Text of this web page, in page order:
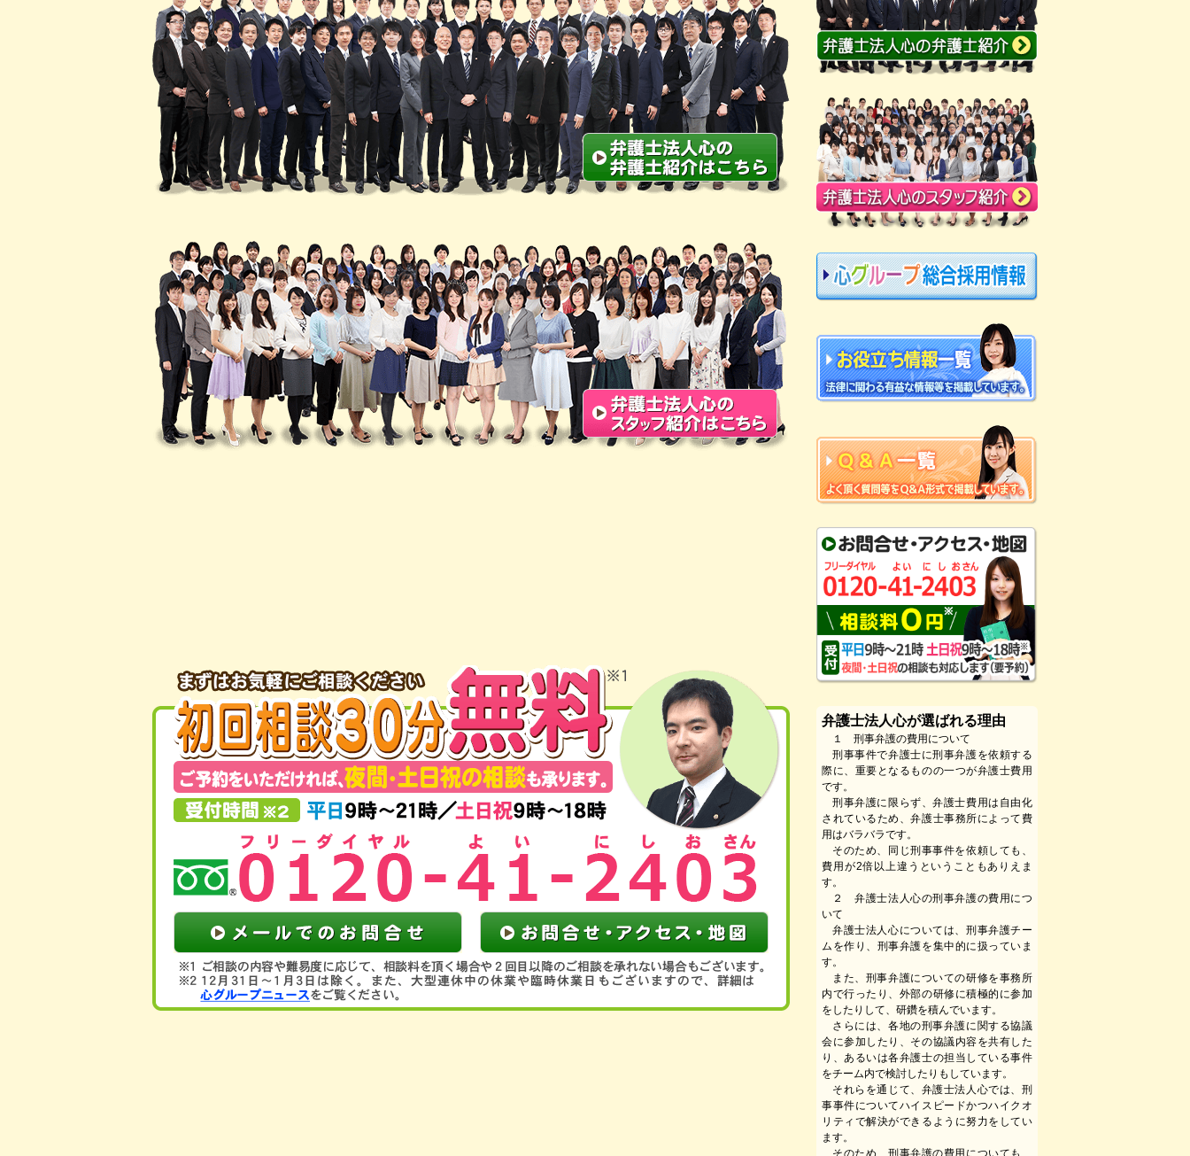
弁護士法人心が選ばれる理由
１ 刑事弁護の費用について
刑事事件で弁護士に刑事弁護を依頼する
際に、重要となるものの一つが弁護士費用
です。
刑事弁護に限らず、弁護士費用は自由化
されているため、弁護士事務所によって費
用はバラバラです。
そのため、同じ刑事事件を依頼しても、
費用が2倍以上違うということもありえま
す。
２ 弁護士法人心の刑事弁護の費用につ
いて
弁護士法人心については、刑事弁護チー
ムを作り、刑事弁護を集中的に扱っていま
す。
また、刑事弁護についての研修を事務所
内で行ったり、外部の研修に積極的に参加
をしたりして、研鑽を積んでいます。
さらには、各地の刑事弁護に関する協議
会に参加したり、その協議内容を共有した
り、あるいは各弁護士の担当している事件
をチーム内で検討したりもしています。
それらを通じて、弁護士法人心では、刑
事事件についてハイスピードかつハイクオ
リティで解決ができるように努力をしてい
ます。
そのため、刑事弁護の費用についても、